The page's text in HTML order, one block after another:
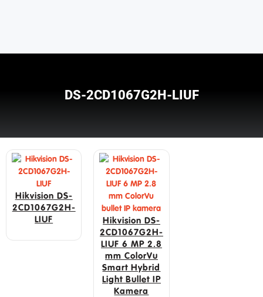
DS-2CD1067G2H-LIUF
Hikvision DS-
2CD1067G2H-
LIUF
Hikvision DS-
2CD1067G2H-
LIUF 6 MP 2.8
mm ColorVu
Smart Hybrid
Light Bullet IP
Kamera